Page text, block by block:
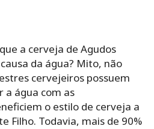
a cerveja de Agudos
da água? Mito, não
cervejeiros possuem
a água com as
o estilo de cerveja a
Filho. Todavia, mais de 90%